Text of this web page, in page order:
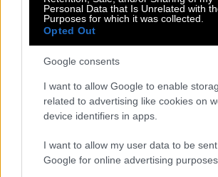
Personal Data that Is Unrelated with
Purposes for which it was collected.
Opted Out
Google consents
I want to allow Google to enable
related to advertising like cookies on
device identifiers in apps.
I want to allow my user data to be
Google for online advertising purposes.
ποδοσφαιριστές: Οι Ευρωπαίοι
«αγοράζουν Ελλάδα»!
Παπαδάκης: Οι αντιδράσεις
επιμονή του ΑΝΤ1 στον